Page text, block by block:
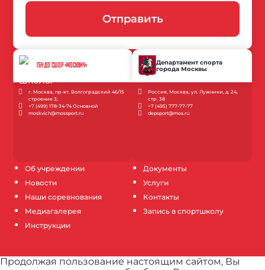
Об учреждении
Новости
Наши соревнования
Медиагалерея
Инструкции
Документы
Услуги
Контакты
Запись в спортшколу
Отправить
ГБУ ДО СШОР «МОСКВИЧ»
г. Москва, пр-кт. Волгоградский 46/15
строение 3;
+7 (499) 178-34-74 Основной
moskvich@mossport.ru
Департамент спорта
города Москвы
Россия, Москва, ул. Лужники, д. 24,
стр. 38
+7 (495) 777-77-77
depsport@mos.ru
Продолжая пользование настоящим сайтом, Вы